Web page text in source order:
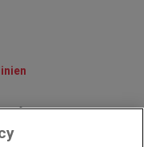
große Sportwettentest